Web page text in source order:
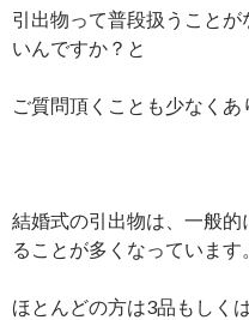
引出物って普段扱うこと
いんですか？と
ご質問頂くことも少なくあ
結婚式の引出物は、一般的
ることが多くなっています。
ほとんどの方は3品もしく